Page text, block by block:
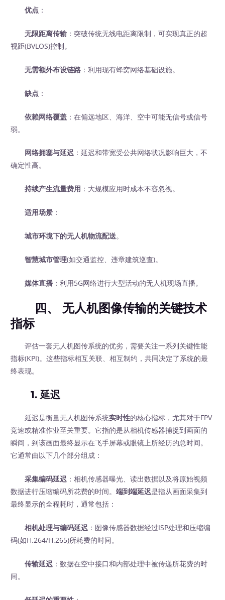
优点 ：
无限距离传输 ：突破传统无线电距离限制，可实现真正的超
视距(BVLOS)控制。
无需额外布设链路 ：利用现有蜂窝网络基础设施。
缺点 ：
依赖网络覆盖 ：在偏远地区、海洋、空中可能无信号或信号
弱。
网络拥塞与延迟 ：延迟和带宽受公共网络状况影响巨大，不
确定性高。
持续产生流量费用 ：大规模应用时成本不容忽视。
适用场景 ：
城市环境下的无人机物流配送。
智慧城市管理(如交通监控、违章建筑巡查)。
媒体直播 ：利用5G网络进行大型活动的无人机现场直播。
四、 无人机图像传输的关键技术
指标
评估一套无人机图传系统的优劣，需要关注一系列关键性能
指标(KPI)。这些指标相互关联、相互制约，共同决定了系统的最
终表现。
1. 延迟
延迟是衡量无人机图传系统实时性的核心指标，尤其对于FPV
竞速或精准作业至关重要。它指的是从相机传感器捕捉到画面的
瞬间，到该画面最终显示在飞手屏幕或眼镜上所经历的总时间。
它通常由以下几个部分组成：
采集编码延迟 ：相机传感器曝光、读出数据以及将原始视频
数据进行压缩编码所花费的时间。端到端延迟是指从画面采集到
最终显示的全程耗时，通常包括：
相机处理与编码延迟 ：图像传感器数据经过ISP处理和压缩编
码(如H.264/H.265)所耗费的时间。
传输延迟 ：数据在空中接口和内部处理中被传递所花费的时
间。